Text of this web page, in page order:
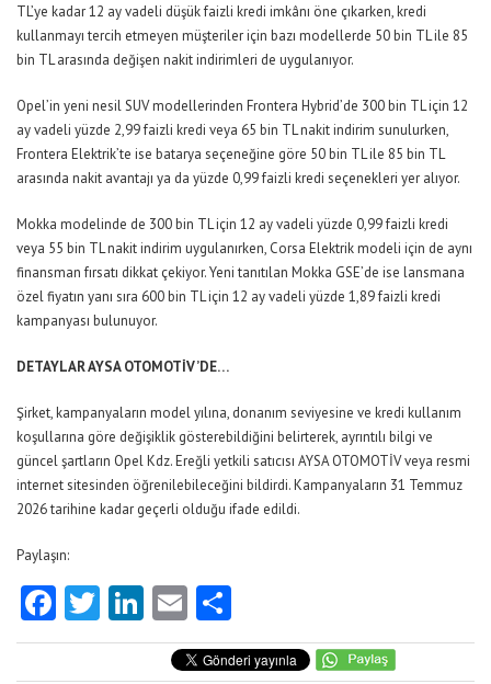
TL’ye kadar 12 ay vadeli düşük faizli kredi imkânı öne çıkarken, kredi
kullanmayı tercih etmeyen müşteriler için bazı modellerde 50 bin TL ile 85
bin TL arasında değişen nakit indirimleri de uygulanıyor.
Opel’in yeni nesil SUV modellerinden Frontera Hybrid’de 300 bin TL için 12
ay vadeli yüzde 2,99 faizli kredi veya 65 bin TL nakit indirim sunulurken,
Frontera Elektrik’te ise batarya seçeneğine göre 50 bin TL ile 85 bin TL
arasında nakit avantajı ya da yüzde 0,99 faizli kredi seçenekleri yer alıyor.
Mokka modelinde de 300 bin TL için 12 ay vadeli yüzde 0,99 faizli kredi
veya 55 bin TL nakit indirim uygulanırken, Corsa Elektrik modeli için de aynı
finansman fırsatı dikkat çekiyor. Yeni tanıtılan Mokka GSE’de ise lansmana
özel fiyatın yanı sıra 600 bin TL için 12 ay vadeli yüzde 1,89 faizli kredi
kampanyası bulunuyor.
DETAYLAR AYSA OTOMOTİV’DE…
Şirket, kampanyaların model yılına, donanım seviyesine ve kredi kullanım
koşullarına göre değişiklik gösterebildiğini belirterek, ayrıntılı bilgi ve
güncel şartların Opel Kdz. Ereğli yetkili satıcısı AYSA OTOMOTİV veya resmi
internet sitesinden öğrenilebileceğini bildirdi. Kampanyaların 31 Temmuz
2026 tarihine kadar geçerli olduğu ifade edildi.
Paylaşın:
Facebook
Twitter
LinkedIn
Email